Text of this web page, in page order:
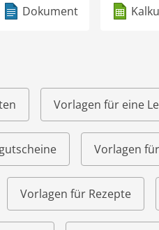
Dokument
Vorlagen für eine
Vorlagen
Vorlagen für Rezepte